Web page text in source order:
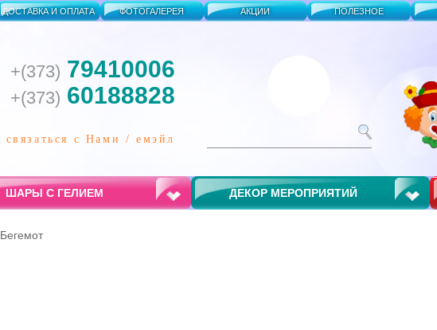
ДОСТАВКА И ОПЛАТА ФОТОГАЛЕРЕЯ АКЦИИ ПОЛЕЗНОЕ
+(373) 79410006
+(373) 60188828
связаться с Нами / емэйл
ШАРЫ С ГЕЛИЕМ ДЕКОР МЕРОПРИЯТИЙ
Бегемот